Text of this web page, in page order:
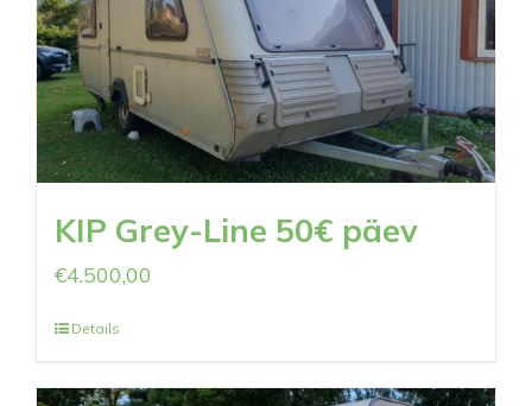
KIP Grey-Line 50€ päev
€4.500,00
Details